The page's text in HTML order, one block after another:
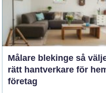
Målare blekinge så väljer du
rätt hantverkare för
företag